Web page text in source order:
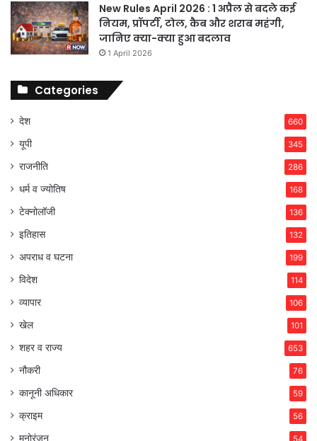
New Rules April 2026 : 1 अप्रैल से बदले कई
नियम, प्रॉपर्टी, टोल, कैब और शराब महंगी,
जानिए क्या-क्या हुआ बदलाव
1 April 2026
Categories
देश 660
यूपी 345
राजनीति 286
धर्म व ज्योतिष 168
टेक्नोलॉजी 136
इतिहास 132
अपराध व घटना 199
विदेश 114
व्यापार 106
खेल 101
शहर व राज्य 653
नौकरी 76
कानूनी अधिकार 59
क्राइम 56
मनोरंजन 54